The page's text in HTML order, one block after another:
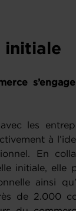
initiale
les
à
En
initiale, elle
ainsi
de 2.000